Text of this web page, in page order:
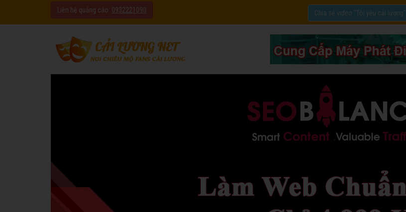
Liên hệ quảng cáo: 0932221090 Chia sẻ video "Tôi yêu cải lương".